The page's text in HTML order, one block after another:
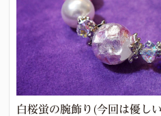
白桜蛍の腕飾り(今回は優し